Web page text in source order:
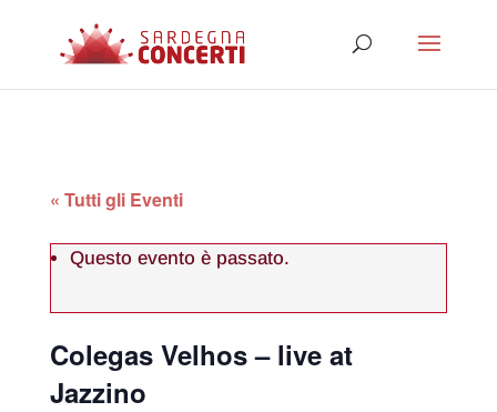
« Tutti gli Eventi
Questo evento è passato.
Colegas Velhos – live at
Jazzino